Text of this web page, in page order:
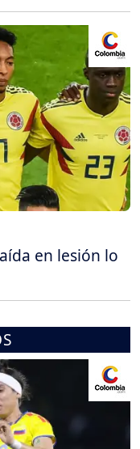
en lesión lo